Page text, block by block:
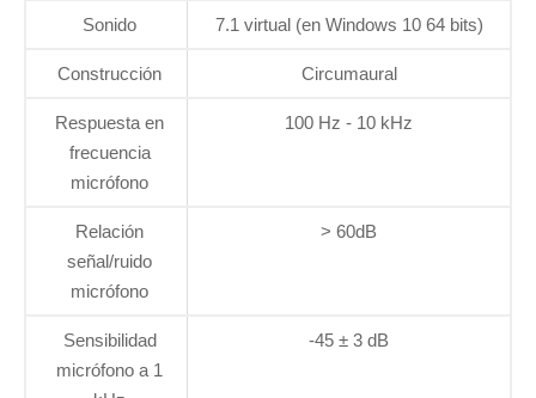
Sonido 7.1 virtual (en Windows 10 64 bits)
Construcción Circumaural
Respuesta en
frecuencia
micrófono
100 Hz - 10 kHz
Relación
señal/ruido
micrófono
> 60dB
Sensibilidad
micrófono a 1
-45 ± 3 dB